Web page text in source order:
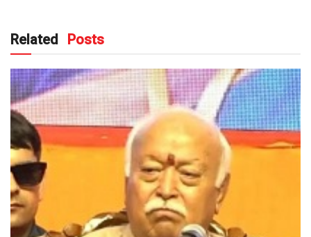
Related Posts